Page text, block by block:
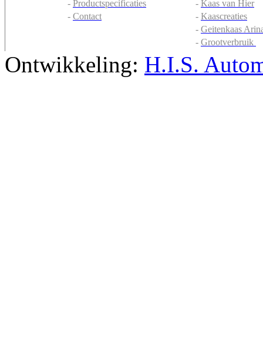
- Productspecificaties - Kaas van Hier
- Contact - Kaascreaties
- Geitenkaas
- Grootverbruik
Ontwikkeling: H.I.S.